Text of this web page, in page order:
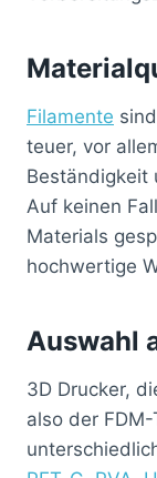
Filamente
teuer, vor
Beständigkeit
Auf keinen
Materials
hochwertige
Auswahl
3D Drucker,
also der